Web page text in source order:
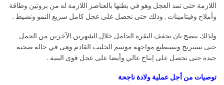
اللازمة حتى تمد العجل وهو في بطنها بالعناصر اللازمة له من بروتين وطاقة
وأملاح وفيتامينات . وذلك حتى نحصل على عجل كامل سريع النمو ونشيط .
ولذلك ينصح بان تجفف البقرة الحامل خلال الشهرين الآخرين من الحمل
حتى تستريح وتستطيع مواجهة موسم الحليب القادم وهى في حالة صحية
جيدة حتى نحصل على إنتاج عالي وأيضا على عجل قوى البنية .
توصيات من أجل عملية ولادة ناجحة